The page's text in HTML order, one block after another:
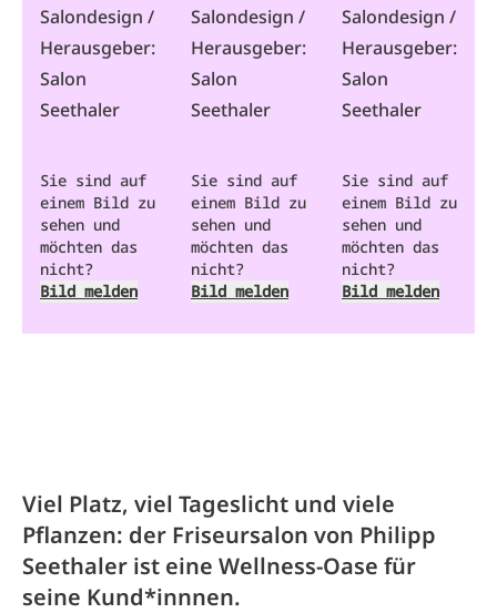
Salondesign /
Herausgeber:
Salon
Seethaler
Sie sind auf
einem Bild zu
sehen und
möchten das
nicht?
Bild melden
Salondesign /
Herausgeber:
Salon
Seethaler
Sie sind auf
einem Bild zu
sehen und
möchten das
nicht?
Bild melden
Salondesign /
Herausgeber:
Salon
Seethaler
Sie sind auf
einem Bild zu
sehen und
möchten das
nicht?
Bild melden
Viel Platz, viel Tageslicht und viele
Pflanzen: der Friseursalon von Philipp
Seethaler ist eine Wellness-Oase für
seine Kund*innnen.